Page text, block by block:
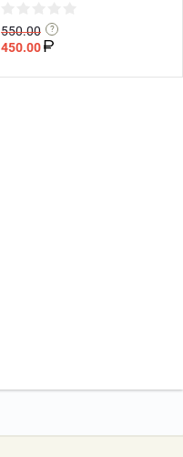
550.00
450.00